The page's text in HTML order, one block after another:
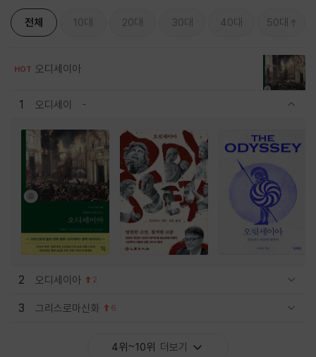
전체 10대 20대 30대 40대 50대
HOT 오디세이아
1 오디세이
2 오디세이아 2
3 그리스로마신화 6
4위~10위 더보기